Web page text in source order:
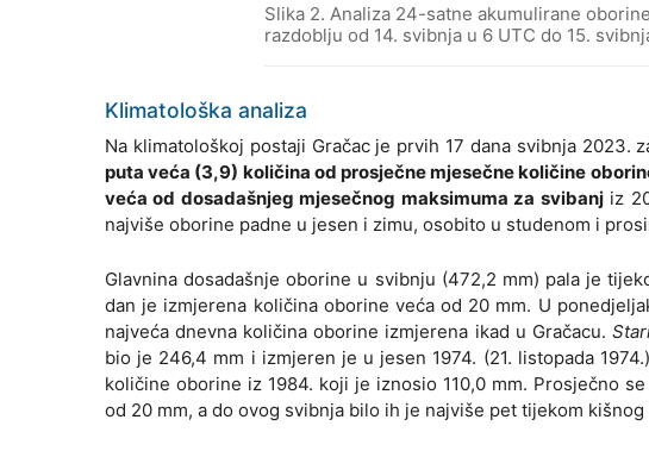
Slika 2. Analiza 24-satne akumulirane
razdoblju od 14. svibnja u 6 UTC do 15.
Klimatološka analiza
Na klimatološkoj postaji Gračac je prvih 17 dana svibnja 2023.
puta veća (3,9) količina od prosječne mjesečne količine
veća od dosadašnjeg mjesečnog maksimuma za svibanjiz
najviše oborine padne u jesen i zimu, osobito u studenom i
Glavnina dosadašnje oborine u svibnju (472,2 mm) pala je
dan je izmjerena količina oborine veća od 20 mm. U
najveća dnevna količina oborine izmjerena ikad u Gračacu.
bio je 246,4 mm i izmjeren je u jesen 1974. (21. listopada
količine oborine iz 1984. koji je iznosio 110,0 mm. Prosječno
od 20 mm, a do ovog svibnja bilo ih je najviše pet tijekom